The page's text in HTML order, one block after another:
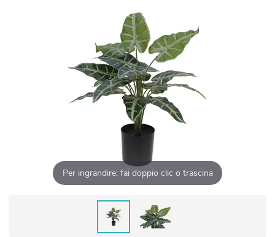
Per ingrandire: fai doppio clic o trascina